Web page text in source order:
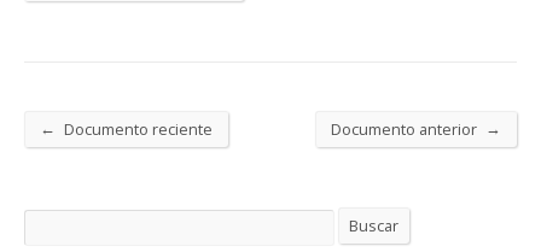
← Documento reciente Documento anterior →
Buscar Buscar